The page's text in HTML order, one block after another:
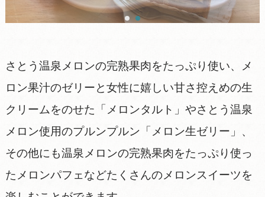
さとう温泉メロンの完熟果肉をたっぷり使い、メ
ロン果汁のゼリーと女性に嬉しい甘さ控えめの生
クリームをのせた「メロンタルト」やさとう温泉
メロン使用のプルンプルン「メロン生ゼリー」、
その他にも温泉メロンの完熟果肉をたっぷり使っ
たメロンパフェなどたくさんのメロンスイーツを